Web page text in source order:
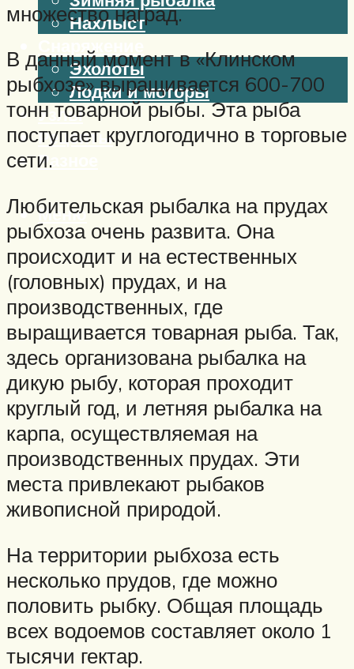
Нахлыст
Снаряжение
Эхолоты
Лодки и моторы
Узлы
Рецепты
Разное
Меню
множество наград.
В данный момент в «Клинском
рыбхозе» выращивается 600-700
тонн товарной рыбы. Эта рыба
поступает круглогодично в торговые
сети.
Любительская рыбалка на прудах
рыбхоза очень развита. Она
происходит и на естественных
(головных) прудах, и на
производственных, где
выращивается товарная рыба. Так,
здесь организована рыбалка на
дикую рыбу, которая проходит
круглый год, и летняя рыбалка на
карпа, осуществляемая на
производственных прудах. Эти
места привлекают рыбаков
живописной природой.
На территории рыбхоза есть
несколько прудов, где можно
половить рыбку. Общая площадь
всех водоемов составляет около 1
тысячи гектар.